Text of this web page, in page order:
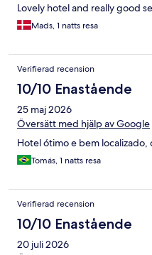
Lovely hotel and really good
Mads, 1 natts resa
Verifierad recension
10/10 Enastående
25 maj 2026
Översätt med hjälp av Google
Hotel ótimo e bem
Tomás, 1 natts resa
Verifierad recension
10/10 Enastående
20 juli 2026